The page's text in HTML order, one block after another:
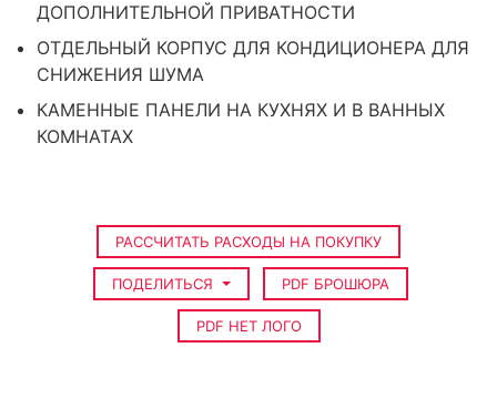
ДОПОЛНИТЕЛЬНОЙ ПРИВАТНОСТИ
ОТДЕЛЬНЫЙ КОРПУС ДЛЯ КОНДИЦИОНЕРА ДЛЯ
СНИЖЕНИЯ ШУМА
КАМЕННЫЕ ПАНЕЛИ НА КУХНЯХ И В ВАННЫХ
КОМНАТАХ
РАССЧИТАТЬ РАСХОДЫ НА ПОКУПКУ
ПОДЕЛИТЬСЯ PDF БРОШЮРА
PDF НЕТ ЛОГО